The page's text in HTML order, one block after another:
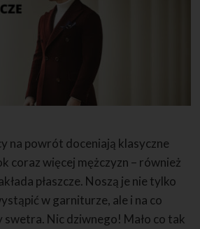
na powrót doceniają klasyczne
coraz więcej mężczyzn – również
płaszcze. Noszą je nie tylko
w garniturze, ale i na co
swetra. Nic dziwnego! Mało co tak